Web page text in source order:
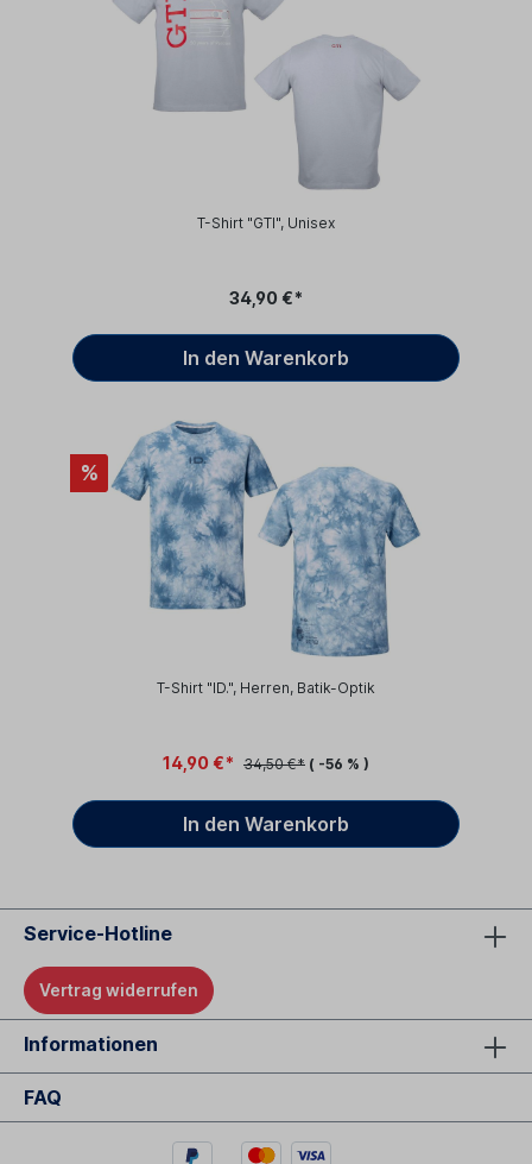
T-Shirt "GTI", Unisex
34,90 €*
In den Warenkorb
%
T-Shirt "ID.", Herren, Batik-Optik
14,90 €* 34,50 €* ( -56 % )
In den Warenkorb
Service-Hotline
Vertrag widerrufen
Informationen
FAQ